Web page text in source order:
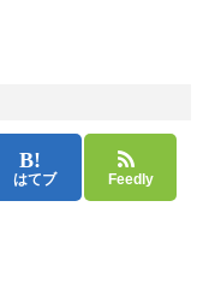
はてブ Feedly